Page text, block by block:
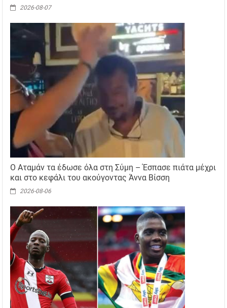
2026-08-07
Ο Αταμάν τα έδωσε όλα στη Σύμη – Έσπασε πιάτα μέχρι
και στο κεφάλι του ακούγοντας Άννα Βίσση
2026-08-06